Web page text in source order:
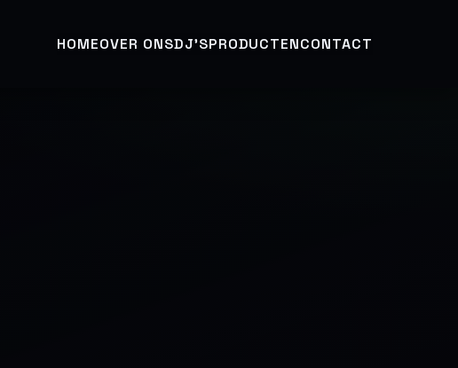
HOMEOVER ONSDJ’SPRODUCTENCONTACT